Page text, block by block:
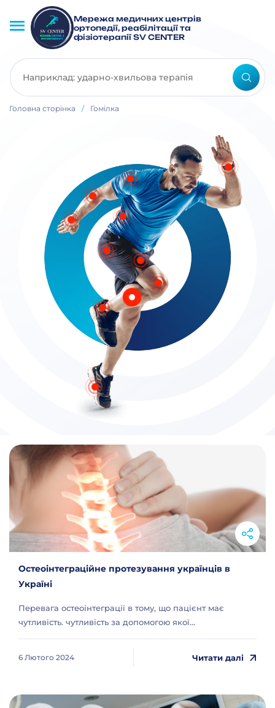
Мережа медичних центрів
ортопедії, реабілітації та
фізіотерапії SV CENTER
Головна сторінка / Гомілка
Остеоінтеграційне протезування українців в
Україні
Перевага остеоінтеграції в тому, що пацієнт має
чутливість. чутливість за допомогою якої...
6 Лютого 2024 Читати далі